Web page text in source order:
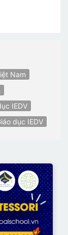
Nam
IEDV
dục IEDV